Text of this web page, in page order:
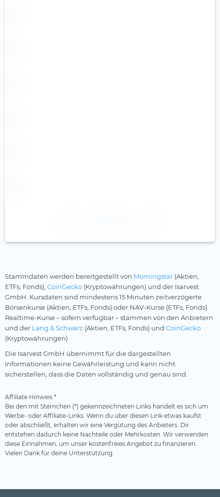
Stammdaten werden bereitgestellt von Morningstar (Aktien,
ETFs, Fonds), CoinGecko (Kryptowährungen) und der Isarvest
GmbH. Kursdaten sind mindestens 15 Minuten zeitverzögerte
Börsenkurse (Aktien, ETFs, Fonds) oder NAV-Kurse (ETFs, Fonds).
Realtime-Kurse – sofern verfügbar – stammen von den Anbietern
und der Lang & Schwarz (Aktien, ETFs, Fonds) und CoinGecko
(Kryptowährungen).
Die Isarvest GmbH übernimmt für die dargestellten
Informationen keine Gewährleistung und kann nicht
sicherstellen, dass die Daten vollständig und genau sind.
Affiliate Hinweis *
Bei den mit Sternchen (*) gekennzeichneten Links handelt es sich um
Werbe- oder Affiliate-Links. Wenn du über diesen Link etwas kaufst
oder abschließt, erhalten wir eine Vergütung des Anbieters. Dir
entstehen dadurch keine Nachteile oder Mehrkosten. Wir verwenden
diese Einnahmen, um unser kostenfreies Angebot zu finanzieren.
Vielen Dank für deine Unterstützung.